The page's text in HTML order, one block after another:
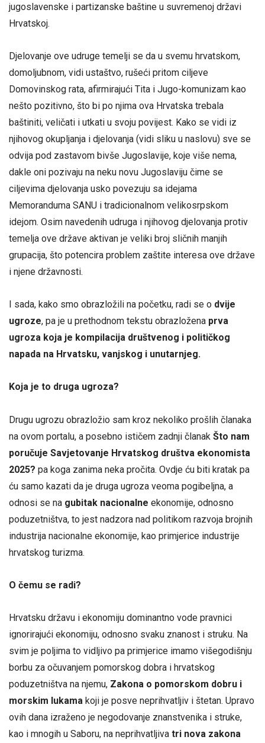
jugoslavenske i partizanske baštine u suvremenoj državi
Hrvatskoj.
Djelovanje ove udruge temelji se da u svemu hrvatskom,
domoljubnom, vidi ustaštvo, rušeći pritom ciljeve
Domovinskog rata, afirmirajući Tita i Jugo-komunizam kao
nešto pozitivno, što bi po njima ova Hrvatska trebala
baštiniti, veličati i utkati u svoju povijest. Kako se vidi iz
njihovog okupljanja i djelovanja (vidi sliku u naslovu) sve se
odvija pod zastavom bivše Jugoslavije, koje više nema,
dakle oni pozivaju na neku novu Jugoslaviju čime se
ciljevima djelovanja usko povezuju sa idejama
Memoranduma SANU i tradicionalnom velikosrpskom
idejom. Osim navedenih udruga i njihovog djelovanja protiv
temelja ove države aktivan je veliki broj sličnih manjih
grupacija, što potencira problem zaštite interesa ove države
i njene državnosti.
I sada, kako smo obrazložili na početku, radi se o dvije
ugroze, pa je u prethodnom tekstu obrazložena prva
ugroza koja je kompilacija društvenog i političkog
napada na Hrvatsku, vanjskog i unutarnjeg.
Koja je to druga ugroza?
Drugu ugrozu obrazložio sam kroz nekoliko prošlih članaka
na ovom portalu, a posebno ističem zadnji članak Što nam
poručuje Savjetovanje Hrvatskog društva ekonomista
2025? pa koga zanima neka pročita. Ovdje ću biti kratak pa
ću samo kazati da je druga ugroza veoma pogibeljna, a
odnosi se na gubitak nacionalne ekonomije, odnosno
poduzetništva, to jest nadzora nad politikom razvoja brojnih
industrija nacionalne ekonomije, kao primjerice industrije
hrvatskog turizma.
O čemu se radi?
Hrvatsku državu i ekonomiju dominantno vode pravnici
ignorirajući ekonomiju, odnosno svaku znanost i struku. Na
svim je poljima to vidljivo pa primjerice imamo višegodišnju
borbu za očuvanjem pomorskog dobra i hrvatskog
poduzetništva na njemu, Zakona o pomorskom dobru i
morskim lukama koji je posve neprihvatljiv i štetan. Upravo
ovih dana izraženo je negodovanje znanstvenika i struke,
kao i mnogih u Saboru, na neprihvatljiva tri nova zakona